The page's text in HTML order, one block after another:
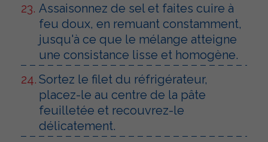
Assaisonnez de sel et faites cuire à
feu doux, en remuant constamment,
jusqu'à ce que le mélange atteigne
une consistance lisse et homogène.
Sortez le filet du réfrigérateur,
placez-le au centre de la pâte
feuilletée et recouvrez-le
délicatement.